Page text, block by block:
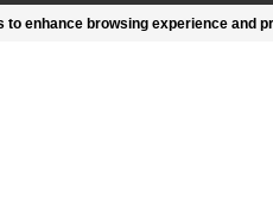
to enhance browsing experience and